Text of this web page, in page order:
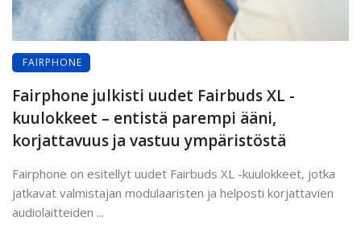
FAIRPHONE
Fairphone julkisti uudet Fairbuds XL -
kuulokkeet – entistä parempi ääni,
korjattavuus ja vastuu ympäristöstä
Fairphone on esitellyt uudet Fairbuds XL -kuulokkeet, jotka
jatkavat valmistajan modulaaristen ja helposti korjattavien
audio­laitteiden ...